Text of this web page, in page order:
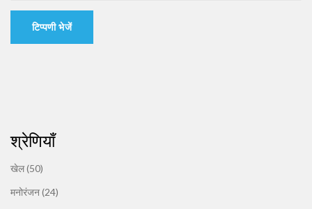
टिप्पणी भेजें
श्रेणियाँ
खेल(50)
मनोरंजन(24)